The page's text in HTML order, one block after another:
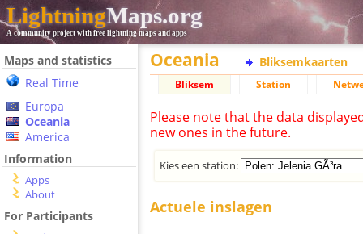
LightningMaps.org
A community project with free lightning maps and apps
Maps and statistics
Real Time
Europa
Oceania
America
Information
Apps
About
For Participants
Oceania Bliksemkaarten
Bliksem Station
Please note that the data
new ones in the future.
Kies een station:
Actuele inslagen